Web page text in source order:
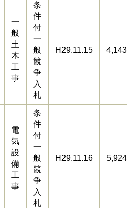
一
般
土
木
工
事
条
件
付
一
般
競
争
入
札
H29.11.15
電
気
設
備
工
事
条
件
付
一
般
競
争
入
札
H29.11.16